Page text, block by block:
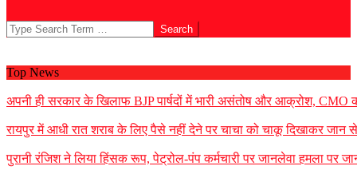
Search
Top News
अपनी ही सरकार के खिलाफ BJP पार्षदों में भारी असंतोष और आक्रोश, CMO
रायपुर में आधी रात शराब के लिए पैसे नहीं देने पर चाचा को चाकू दिखाकर जान से
पुरानी रंजिश ने लिया हिंसक रूप, पेट्रोल-पंप कर्मचारी पर जानलेवा हमला पर